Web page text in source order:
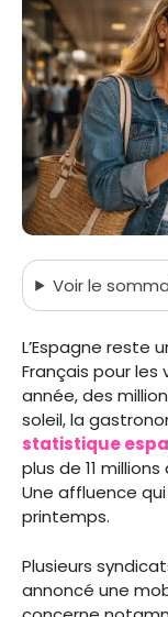
Voirle
L’Espagne reste
Français pour les
année, des
soleil, la
statistique
plus de 11
Une affluence
printemps.
Plusieurs
annoncé une